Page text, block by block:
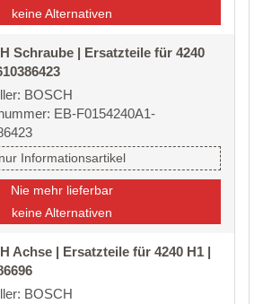
keine Alternativen
Schraube | Ersatzteile für 4240
BOSCH
EB-F0154240A1-
nur Informationsartikel
Nie mehr lieferbar
keine Alternativen
Achse | Ersatzteile für 4240 H1 |
BOSCH